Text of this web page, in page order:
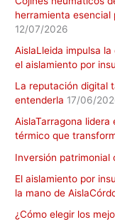
herramienta
12/07/2026
AislaLleida impulsa
el aislamiento por
La reputación digital
entenderla 17/06/
AislaTarragona
térmico que
Inversión
El aislamiento por
la mano de
¿Cómo elegir los